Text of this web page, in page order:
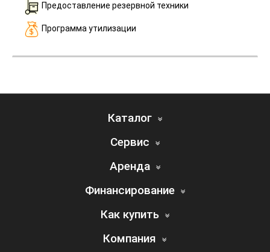
Предоставление резервной техники
Программа утилизации
Каталог
Сервис
Аренда
Финансирование
Как купить
Компания